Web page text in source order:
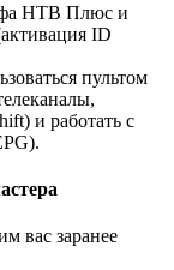
НТВ Плюс и
ID
пультом
и работать с
вас заранее